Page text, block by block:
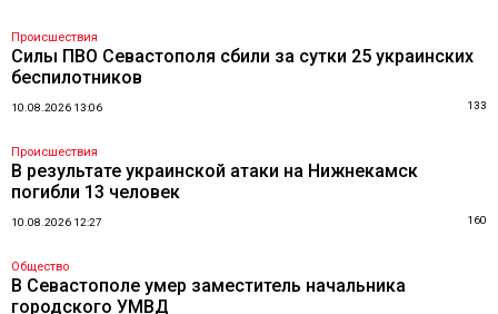
Происшествия
Силы ПВО Севастополя сбили за сутки 25 украинских
беспилотников
10.08.2026 13:06 133
Происшествия
В результате украинской атаки на Нижнекамск
погибли 13 человек
10.08.2026 12:27 160
Общество
В Севастополе умер заместитель начальника
городского УМВД